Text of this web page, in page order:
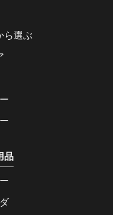
ら選ぶ
品